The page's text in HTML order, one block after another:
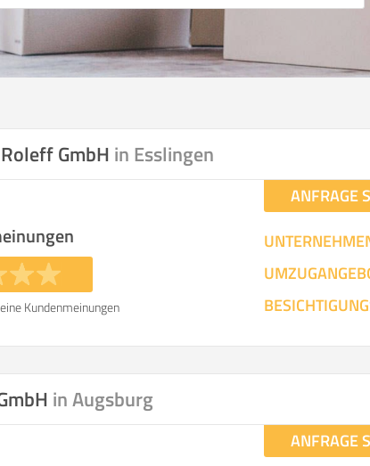
GmbH in Esslingen
ANFRAGE
Kundenmeinungen
in Augsburg
ANFRAGE